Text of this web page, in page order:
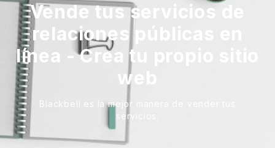
Vende tus servicios de
relaciones públicas en
línea - Crea tu propio sitio
web
Blackbell es la mejor manera de vender tus
servicios.